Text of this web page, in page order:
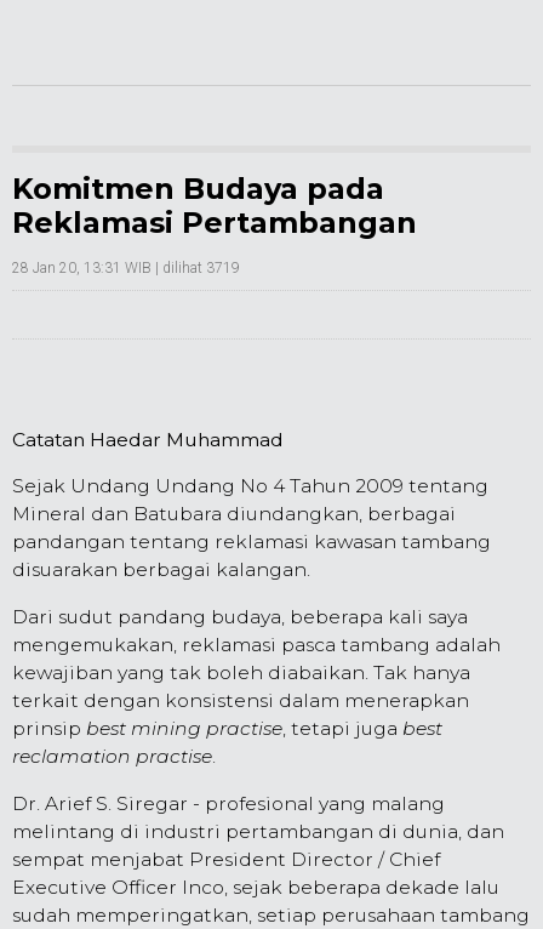
Komitmen Budaya pada
Reklamasi Pertambangan
28 Jan 20, 13:31 WIB | dilihat 3719
Catatan Haedar Muhammad
Sejak Undang Undang No 4 Tahun 2009 tentang
Mineral dan Batubara diundangkan, berbagai
pandangan tentang reklamasi kawasan tambang
disuarakan berbagai kalangan.
Dari sudut pandang budaya, beberapa kali saya
mengemukakan, reklamasi pasca tambang adalah
kewajiban yang tak boleh diabaikan. Tak hanya
terkait dengan konsistensi dalam menerapkan
prinsip best mining practise, tetapi juga best
reclamation practise.
Dr. Arief S. Siregar - profesional yang malang
melintang di industri pertambangan di dunia, dan
sempat menjabat President Director / Chief
Executive Officer Inco, sejak beberapa dekade lalu
sudah memperingatkan, setiap perusahaan tambang